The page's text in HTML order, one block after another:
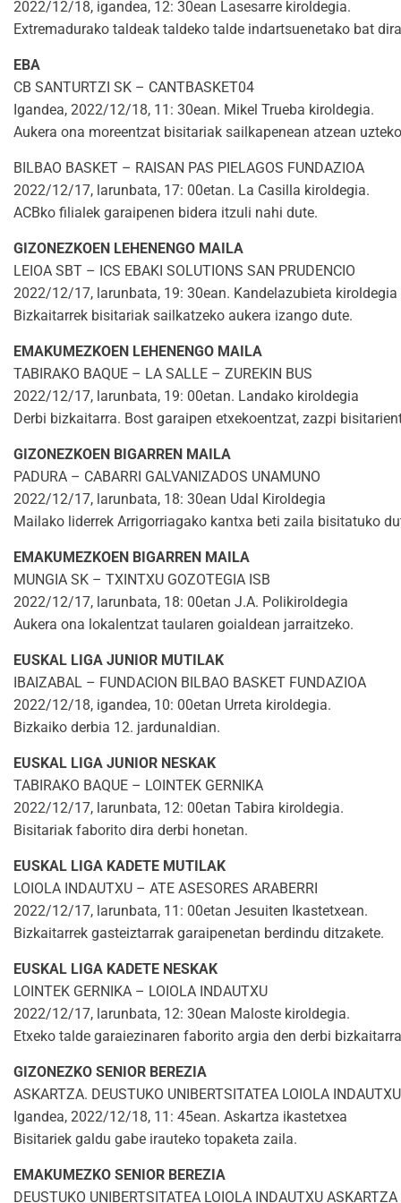
2022/12/18, igandea, 12: 30ean Lasesarre kiroldegia.
Extremadurako taldeak taldeko talde indartsuenetako bat
EBA
CB SANTURTZI SK – CANTBASKET04
Igandea, 2022/12/18, 11: 30ean. Mikel Trueba kiroldegia.
Aukera ona moreentzat bisitariak sailkapenean atzean
BILBAO BASKET – RAISAN PAS PIELAGOS FUNDAZIOA
2022/12/17, larunbata, 17: 00etan. La Casilla kiroldegia.
ACBko filialek garaipenen bidera itzuli nahi dute.
GIZONEZKOEN LEHENENGO MAILA
LEIOA SBT – ICS EBAKI SOLUTIONS SAN PRUDENCIO
2022/12/17, larunbata, 19: 30ean. Kandelazubieta kiroldegia
Bizkaitarrek bisitariak sailkatzeko aukera izango dute.
EMAKUMEZKOEN LEHENENGO MAILA
TABIRAKO BAQUE – LA SALLE – ZUREKIN BUS
2022/12/17, larunbata, 19: 00etan. Landako kiroldegia
Derbi bizkaitarra. Bost garaipen etxekoentzat, zazpi
GIZONEZKOEN BIGARREN MAILA
PADURA – CABARRI GALVANIZADOS UNAMUNO
2022/12/17, larunbata, 18: 30ean Udal Kiroldegia
Mailako liderrek Arrigorriagako kantxa beti zaila bisitatuko
EMAKUMEZKOEN BIGARREN MAILA
MUNGIA SK – TXINTXU GOZOTEGIA ISB
2022/12/17, larunbata, 18: 00etan J.A. Polikiroldegia
Aukera ona lokalentzat taularen goialdean jarraitzeko.
EUSKAL LIGA JUNIOR MUTILAK
IBAIZABAL – FUNDACION BILBAO BASKET FUNDAZIOA
2022/12/18, igandea, 10: 00etan Urreta kiroldegia.
Bizkaiko derbia 12. jardunaldian.
EUSKAL LIGA JUNIOR NESKAK
TABIRAKO BAQUE – LOINTEK GERNIKA
2022/12/17, larunbata, 12: 00etan Tabira kiroldegia.
Bisitariak faborito dira derbi honetan.
EUSKAL LIGA KADETE MUTILAK
LOIOLA INDAUTXU – ATE ASESORES ARABERRI
2022/12/17, larunbata, 11: 00etan Jesuiten Ikastetxean.
Bizkaitarrek gasteiztarrak garaipenetan berdindu ditzakete.
EUSKAL LIGA KADETE NESKAK
LOINTEK GERNIKA – LOIOLA INDAUTXU
2022/12/17, larunbata, 12: 30ean Maloste kiroldegia.
Etxeko talde garaiezinaren faborito argia den derbi
GIZONEZKO SENIOR BEREZIA
ASKARTZA. DEUSTUKO UNIBERTSITATEA LOIOLA INDAUTXU
Igandea, 2022/12/18, 11: 45ean. Askartza ikastetxea
Bisitariek galdu gabe irauteko topaketa zaila.
EMAKUMEZKO SENIOR BEREZIA
DEUSTUKO UNIBERTSITATEA LOIOLA INDAUTXU